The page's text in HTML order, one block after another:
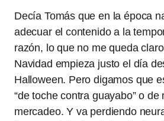
Decía Tomás que en la época
adecuar el contenido a la
razón, lo que no me queda
Navidad empieza justo el día
Halloween. Pero digamos que
“de toche contra guayabo” o de
mercadeo. Y va perdiendo